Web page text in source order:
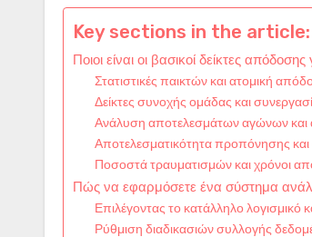
Key sections in the article:
Ποιοι είναι οι βασικοί δείκτες
Στατιστικές παικτών και ατομική
Δείκτες συνοχής ομάδας και
Ανάλυση αποτελεσμάτων αγώνων και
Αποτελεσματικότητα προπόνησης
Ποσοστά τραυματισμών και χρόνοι
Πώς να εφαρμόσετε ένα σύστημα
Επιλέγοντας το κατάλληλο λογισμικό
Ρύθμιση διαδικασιών συλλογής